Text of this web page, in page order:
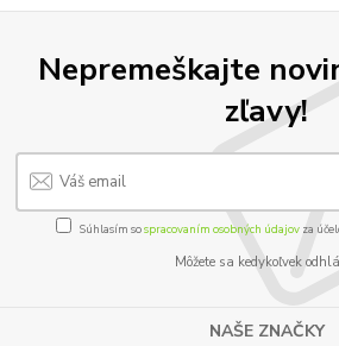
Nepremeškajte
zľavy!
Súhlasím sospracovaním osobných údajov za
Môžete sa kedykoľvek
NAŠE ZNAČKY